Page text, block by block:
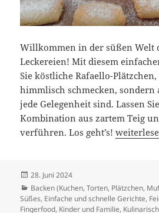
Willkommen in der süßen Welt
Leckereien! Mit diesem
Sie köstliche Rafaello-
himmlisch schmecken,
jede Gelegenheit sind. Lassen
Kombination aus zartem Teig
verführen. Los geht’s!
Veröffentlicht
am
28. Juni 2024
Kategorien
Backen (Kuchen, Torten, Plätzchen,
Süßes, Einfache und schnelle Gerichte,
Fingerfood, Kinder und Familie,